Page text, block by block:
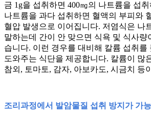
금 1g을 섭취하면 400㎎의 나트륨을 섭
나트륨을 과다 섭취하면 혈액의 부피와
혈압 발생으로 이어집니다. 저염식은 나
말하는데 간이 안 맞으면 식욕 및 식사량
습니다. 이런 경우를 대비해 칼륨 섭취를
도와주는 식단을 제공합니다. 칼륨이 많
참외, 토마토, 감자, 아보카도, 시금치 등
조리과정에서 발암물질 섭취 방지가 가